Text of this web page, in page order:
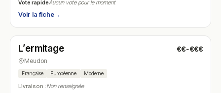
Vote rapideAucun vote pour le moment
Voir la fiche→
N° 13
L’ermitage €€-€€€
Meudon
Française Européenne Moderne
Livraison :Non renseignée